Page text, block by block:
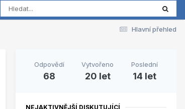
Hlavní přehled
Odpovědí
68
Vytvořeno
20 let
Poslední
14 let
NEJAKTIVNĚJŠÍ DISKUTUJÍCÍ